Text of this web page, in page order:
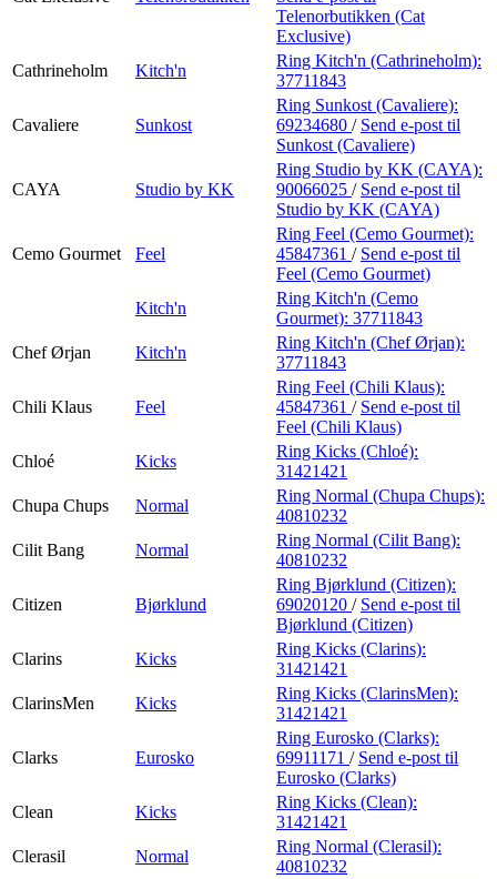
Telenorbutikken (Cat
Exclusive)
Cathrineholm
Kitch'n
Ring Kitch'n (Cathrineholm):
37711843
Cavaliere Sunkost
Ring Sunkost (Cavaliere):
69234680 / Send e-post til
Sunkost (Cavaliere)
CAYA Studio by KK
Ring Studio by KK (CAYA):
90066025 / Send e-post til
Studio by KK (CAYA)
Cemo Gourmet Feel
Ring Feel (Cemo Gourmet):
45847361 / Send e-post til
Feel (Cemo Gourmet)
Kitch'n
Ring Kitch'n (Cemo
Gourmet): 37711843
Chef Ørjan
Kitch'n
Ring Kitch'n (Chef Ørjan):
37711843
Chili Klaus Feel
Ring Feel (Chili Klaus):
45847361 / Send e-post til
Feel (Chili Klaus)
Chloé
Kicks
Ring Kicks (Chloé):
31421421
Chupa Chups
Normal
Ring Normal (Chupa Chups):
40810232
Cilit Bang
Normal
Ring Normal (Cilit Bang):
40810232
Citizen Bjørklund
Ring Bjørklund (Citizen):
69020120 / Send e-post til
Bjørklund (Citizen)
Clarins
Kicks
Ring Kicks (Clarins):
31421421
ClarinsMen
Kicks
Ring Kicks (ClarinsMen):
31421421
Clarks Eurosko
Ring Eurosko (Clarks):
69911171 / Send e-post til
Eurosko (Clarks)
Clean
Kicks
Ring Kicks (Clean):
31421421
Clerasil
Normal
Ring Normal (Clerasil):
40810232